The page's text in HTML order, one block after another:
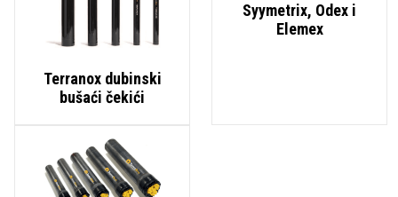
Terranox dubinski
bušaći čekići
Syymetrix, Odex i
Elemex